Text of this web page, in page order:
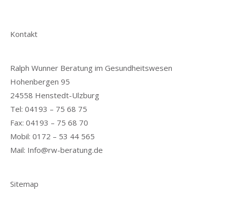
Kontakt
Ralph Wunner Beratung im Gesundheitswesen
Hohenbergen 95
24558 Henstedt-Ulzburg
Tel: 04193 – 75 68 75
Fax: 04193 – 75 68 70
Mobil: 0172 – 53 44 565
Mail: Info@rw-beratung.de
Sitemap